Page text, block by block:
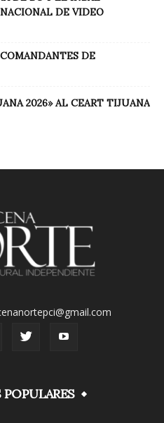
DE VIDEO
DE
2026» AL CEART TIJUANA
POPULARES